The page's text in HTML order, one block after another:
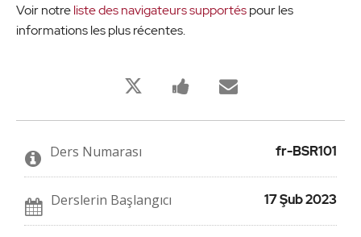
Voir notreliste des navigateurs supportéspour les
informations les plus récentes.
derse
twitleyin
Bu
derse
yaptığınızı
Facebook
mesajı
gönderin
Birisine
bu
posta
gönderin
Ders Numarası fr-BSR101
Derslerin Başlangıcı 17 Şub 2023